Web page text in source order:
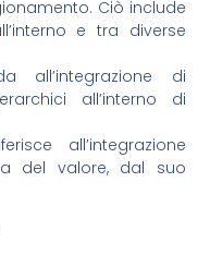
Ciò include
e tra diverse
all’integrazione di
all’interno di
all’integrazione
del valore, dal suo